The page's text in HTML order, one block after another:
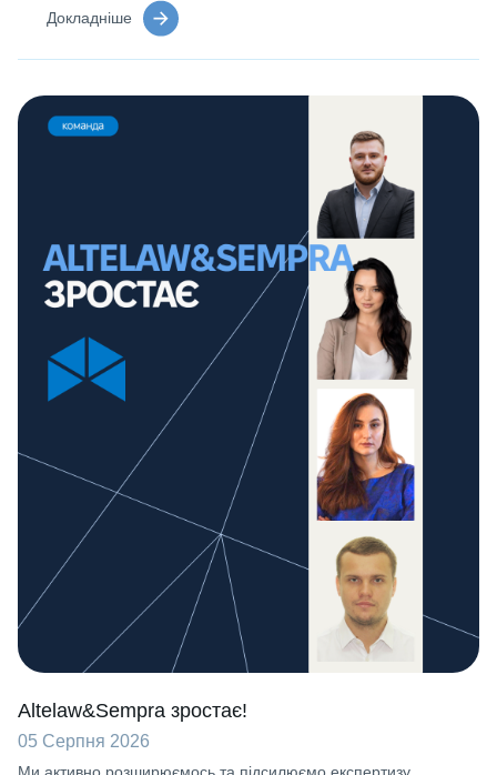
Докладніше
Altelaw&Sempra зростає!
05 Серпня 2026